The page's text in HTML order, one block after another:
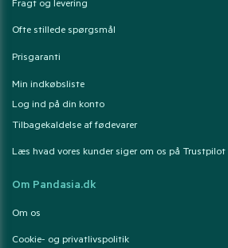
Fragt og levering
Ofte stillede spørgsmål
Prisgaranti
Min indkøbsliste
Log ind på din konto
Tilbagekaldelse af fødevarer
Læs hvad vores kunder siger om os på Trustpilot
Om Pandasia.dk
Om os
Cookie- og privatlivspolitik